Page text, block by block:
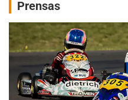
Prensas